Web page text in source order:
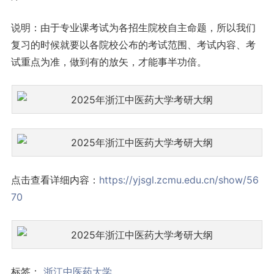
说明：由于专业课考试为各招生院校自主命题，所以我们
复习的时候就要以各院校公布的考试范围、考试内容、考
试重点为准，做到有的放矢，才能事半功倍。
点击查看详细内容： https://yjsgl.zcmu.edu.cn/show/56
70
标签： 浙江中医药大学